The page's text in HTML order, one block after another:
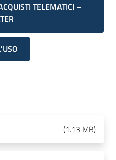
TELEMATICI –
(1.13 MB)